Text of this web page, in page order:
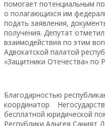
помогает потенциальным
о полагающихся им
подать заявления,
получения. Депутат
взаимодействия по этим
Адвокатской палатой
«Защитники Отечества» по
Благодарностью
координатор
бесплатной юридической
Республики Адыгея Саният